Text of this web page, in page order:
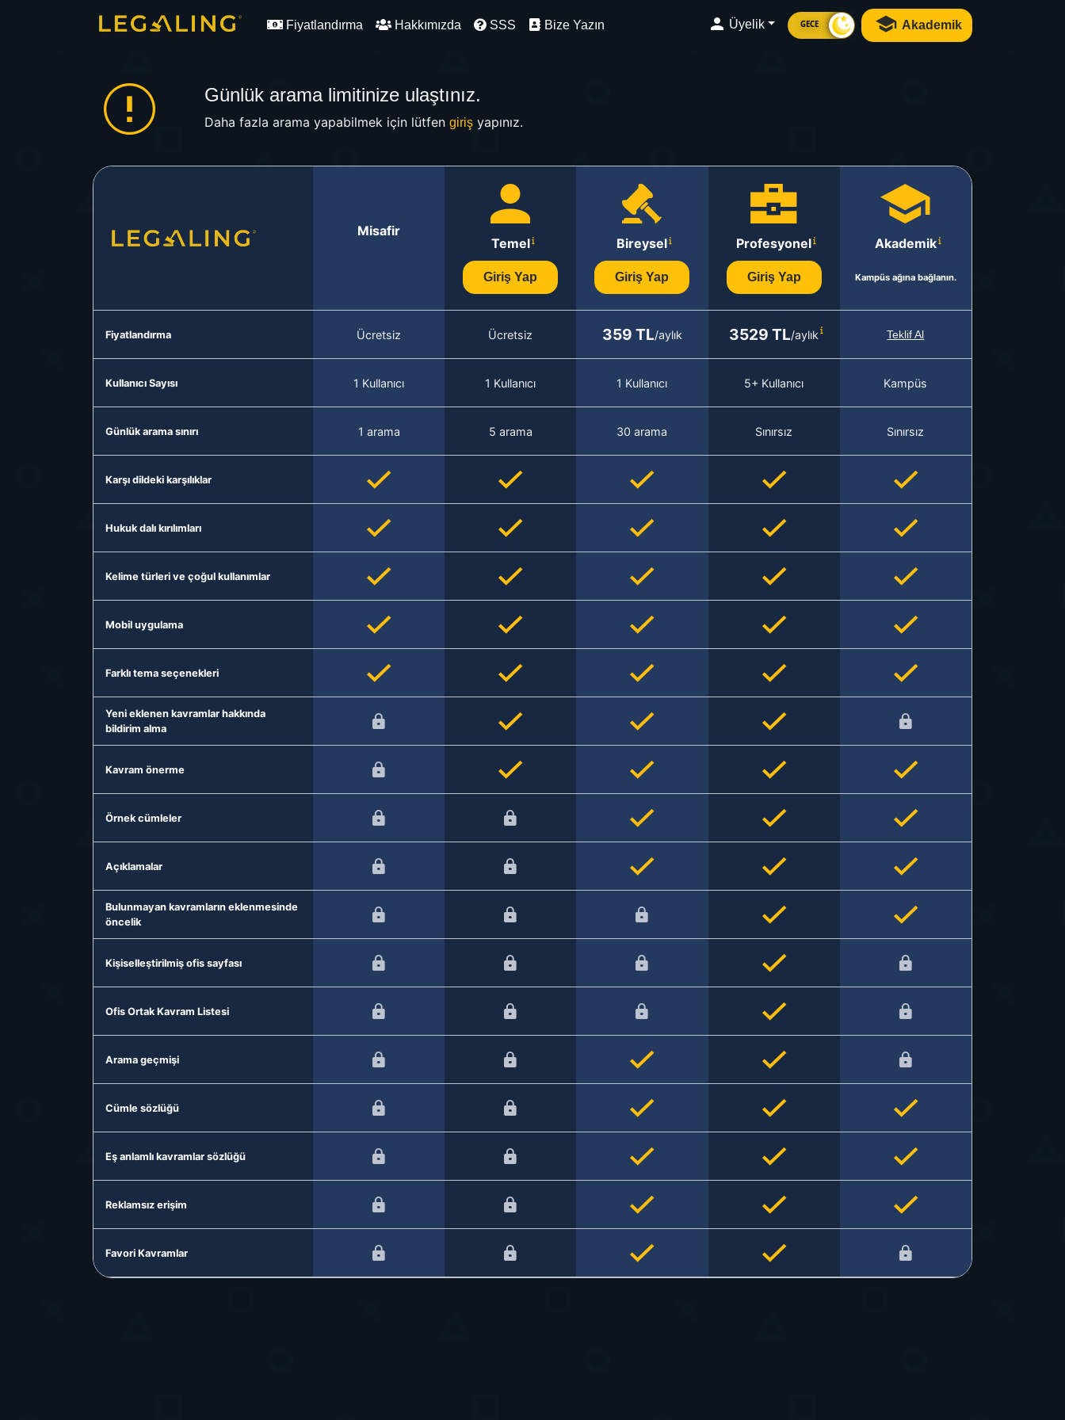
Fiyatlandırma Hakkımızda SSS Bize Yazın Üyelik GECE Akademik
Günlük arama limitinize ulaştınız.
Daha fazla arama yapabilmek için lütfen girişyapınız.
Misafir
Temel
Giriş Yap
Bireysel
Giriş Yap
Profesyonel
Giriş Yap
Akademik
Kampüs ağına bağlanın.
Fiyatlandırma Ücretsiz Ücretsiz 359 TL/aylık 3529 TL/aylık Teklif Al
Kullanıcı Sayısı 1 Kullanıcı 1 Kullanıcı 1 Kullanıcı 5+ Kullanıcı Kampüs
Günlük arama sınırı 1 arama 5 arama 30 arama Sınırsız Sınırsız
Karşı dildeki karşılıklar
Hukuk dalı kırılımları
Kelime türleri ve çoğul kullanımlar
Mobil uygulama
Farklı tema seçenekleri
Yeni eklenen kavramlar hakkında
bildirim alma
Kavram önerme
Örnek cümleler
Açıklamalar
Bulunmayan kavramların eklenmesinde
öncelik
Kişiselleştirilmiş ofis sayfası
Ofis Ortak Kavram Listesi
Arama geçmişi
Cümle sözlüğü
Eş anlamlı kavramlar sözlüğü
Reklamsız erişim
Favori Kavramlar